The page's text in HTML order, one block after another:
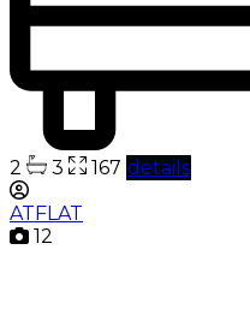
2 3 167 details
ATFLAT
12